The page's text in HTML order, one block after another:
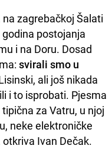
zagrebačkoj Šalati
postojanja
i na Doru. Dosad
svirali smo u
ali još nikada
i to isprobati. Pjesma
za Vatru, u njoj
neke elektroničke
Ivan Dečak.